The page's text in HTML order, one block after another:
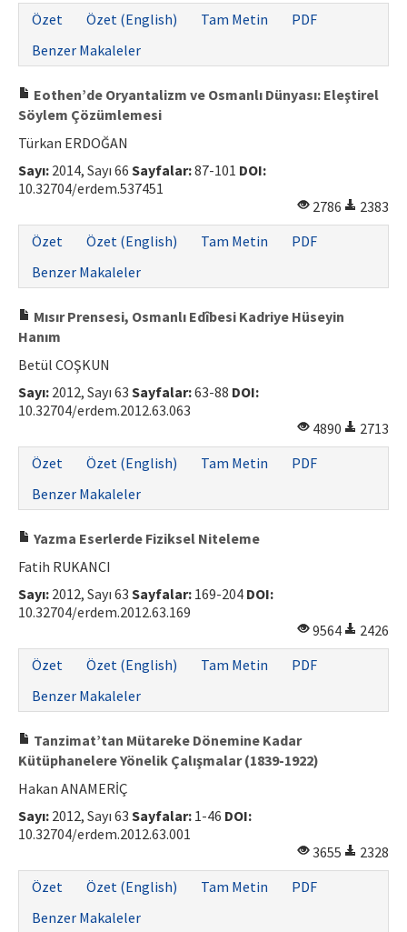
Özet
Özet (English) Tam Metin
PDF
Benzer Makaleler
Eothen’de Oryantalizm ve Osmanlı Dünyası: Eleştirel
Söylem Çözümlemesi
Türkan ERDOĞAN
Sayı: 2014, Sayı 66 Sayfalar:87-101 DOI:
10.32704/erdem.537451
2786
2383
Özet
Özet (English) Tam Metin
PDF
Benzer Makaleler
Mısır Prensesi, Osmanlı Edîbesi Kadriye Hüseyin
Hanım
Betül COŞKUN
Sayı: 2012, Sayı 63 Sayfalar:63-88 DOI:
10.32704/erdem.2012.63.063
4890
2713
Özet
Özet (English) Tam Metin
PDF
Benzer Makaleler
Yazma Eserlerde Fiziksel Niteleme
Fatih RUKANCI
Sayı: 2012, Sayı 63 Sayfalar: 169-204 DOI:
10.32704/erdem.2012.63.169
9564
2426
Özet
Özet (English) Tam Metin
PDF
Benzer Makaleler
Tanzimat’tan Mütareke Dönemine Kadar
Kütüphanelere Yönelik Çalışmalar (1839-1922)
Hakan ANAMERİÇ
Sayı: 2012, Sayı 63 Sayfalar: 1-46 DOI:
10.32704/erdem.2012.63.001
3655
2328
Özet
Özet (English) Tam Metin
PDF
Benzer Makaleler